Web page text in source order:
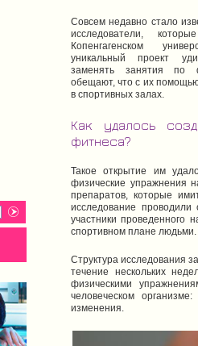
Совсем недавно стало
исследователи,
Копенгагенском
уникальный проект
заменять занятия по
обещают, что с их
в спортивных залах.
Как удалось
фитнеса?
Такое открытие им
физические упражнения
препаратов, которые
исследование
участники проведенного
спортивном плане людьми.
Структура исследования
течение нескольких
физическими
человеческом
изменения.